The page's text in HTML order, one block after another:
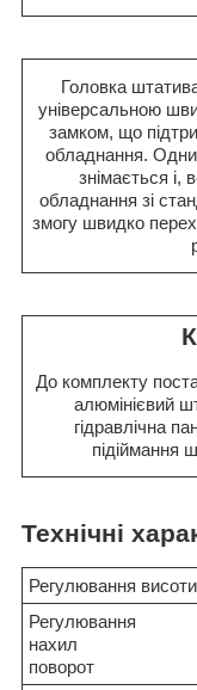
Головка
універсальною
замком, що
обладнання.
знімається і,
обладнання зі
змогу швидко
До комплекту
алюмінієвий
гідравлічна
підіймання
Технічні
Регулювання висоти
Регулювання
нахил
поворот